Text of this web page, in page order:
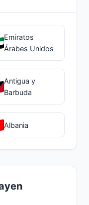
Emiratos
Árabes Unidos
Antigua y
Barbuda
Albania